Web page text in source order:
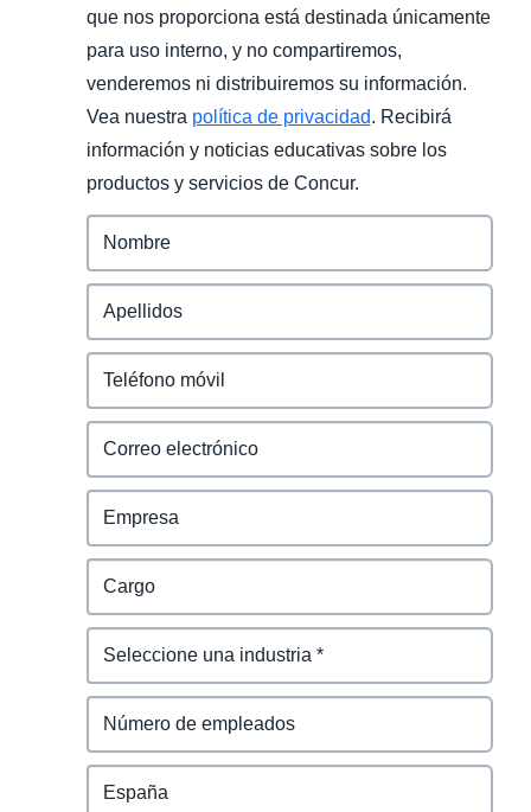
que nos proporciona está destinada únicamente
para uso interno, y no compartiremos,
venderemos ni distribuiremos su información.
Vea nuestra política de privacidad. Recibirá
información y noticias educativas sobre los
productos y servicios de Concur.